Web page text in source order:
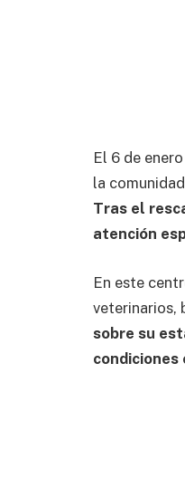
El 6 de
la
Tras el
atención
En este
veterinarios,
sobre su
condiciones